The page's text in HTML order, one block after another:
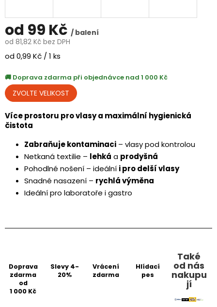
od 99 Kč / balení
od 81,82 Kč bez DPH
Měrná
od 0,99 Kč / 1 ks
Doprava zdarma při objednávce nad 1 000 Kč
Více prostoru pro vlasy a maximální hygienická
čistota
Zabraňuje kontaminaci – vlasy pod kontrolou
Netkaná textilie – lehká a prodyšná
Pohodlné nošení – ideální i pro delší vlasy
Snadné nasazení – rychlá výměna
Ideální pro laboratoře i gastro
Doprava
zdarma
od
1 000 Kč
Slevy 4-
20%
Vrácení
zdarma
Hlídací
pes
Také
od nás
nakupu
jí